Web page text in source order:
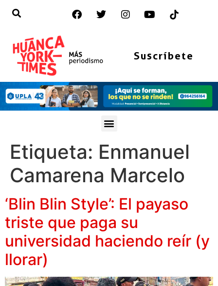
Suscríbete
Etiqueta: Enmanuel
Camarena Marcelo
‘Blin Blin Style’: El payaso
triste que paga su
universidad haciendo reír (y
llorar)